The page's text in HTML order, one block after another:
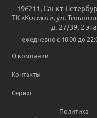
196211 Санкт-
ТК «Космос», ул.
д. 27/39, 2
ежедневно c 10:00 до
О компании
Контакты
Сервис
Политика